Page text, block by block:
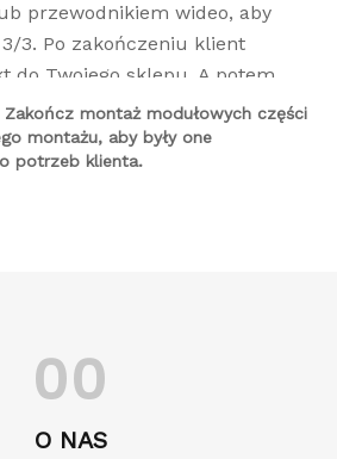
przewodnikiem wideo, aby
3. Po zakończeniu klient
do Twojego sklepu. A potem
zamówienie.
Zakończ montaż modułowych części
montażu, aby były one
potrzeb klienta.
00
O NAS